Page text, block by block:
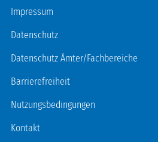
Fußzeile
Impressum
Datenschutz
Datenschutz Ämter/Fachbereiche
Barrierefreiheit
Nutzungsbedingungen
Kontakt